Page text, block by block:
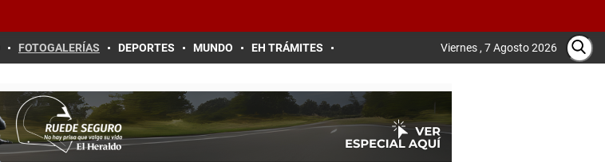
FOTOGALERÍAS DEPORTES MUNDO EH TRÁMITES Viernes , 7 Agosto 2026